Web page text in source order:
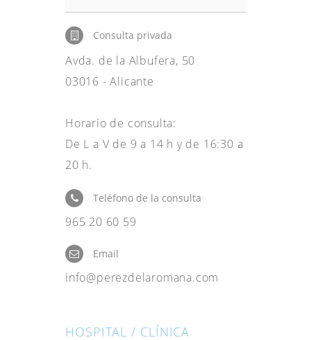
Consulta privada
Avda. de la Albufera, 50
03016 - Alicante
Horario de consulta:
De L a V de 9 a 14 h y de 16:30 a
20 h.
Teléfono de la consulta
965 20 60 59
Email
info@perezdelaromana.com
HOSPITAL / CLÍNICA